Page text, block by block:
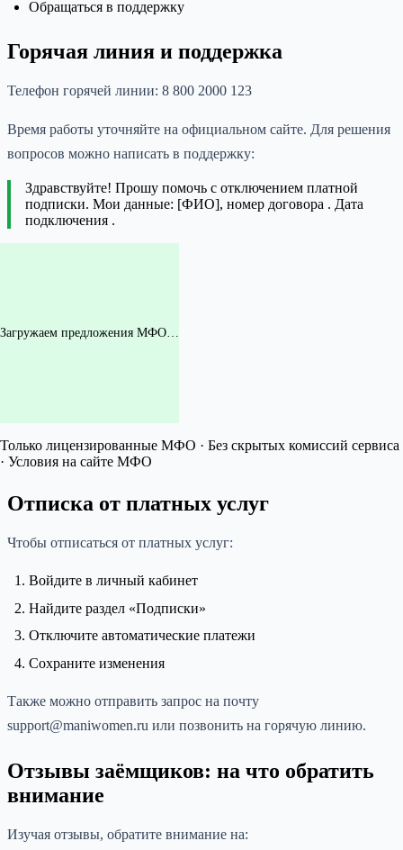
Обращаться в поддержку
Горячая линия и поддержка
Телефон горячей линии: 8 800 2000 123
Время работы уточняйте на официальном сайте. Для решения
вопросов можно написать в поддержку:
Здравствуйте! Прошу помочь с отключением платной
подписки. Мои данные: [ФИО], номер договора . Дата
подключения .
Загружаем предложения МФО…
Только лицензированные МФО · Без скрытых комиссий сервиса
· Условия на сайте МФО
Отписка от платных услуг
Чтобы отписаться от платных услуг:
Войдите в личный кабинет
Найдите раздел «Подписки»
Отключите автоматические платежи
Сохраните изменения
Также можно отправить запрос на почту
support@maniwomen.ru или позвонить на горячую линию.
Отзывы заёмщиков: на что обратить
внимание
Изучая отзывы, обратите внимание на: